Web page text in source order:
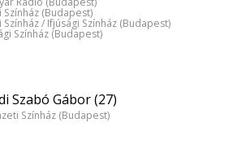
Színház (Budapest)
Színház / Ifjúsági Színház (Budapest)
Színház (Budapest)
Szabó Gábor (27)
Színház (Budapest)